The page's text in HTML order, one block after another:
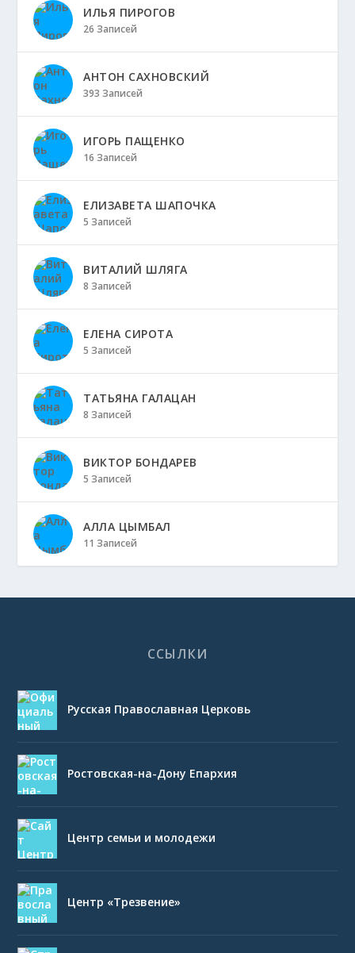
ИЛЬЯ ПИРОГОВ
26 Записей
АНТОН САХНОВСКИЙ
393 Записей
ИГОРЬ ПАЩЕНКО
16 Записей
ЕЛИЗАВЕТА ШАПОЧКА
5 Записей
ВИТАЛИЙ ШЛЯГА
8 Записей
ЕЛЕНА СИРОТА
5 Записей
ТАТЬЯНА ГАЛАЦАН
8 Записей
ВИКТОР БОНДАРЕВ
5 Записей
АЛЛА ЦЫМБАЛ
11 Записей
ССЫЛКИ
Русская Православная Церковь
Ростовская-на-Дону Епархия
Центр семьи и молодежи
Центр «Трезвение»